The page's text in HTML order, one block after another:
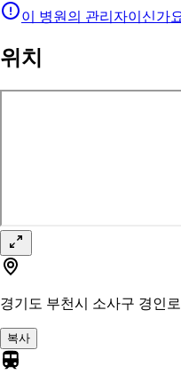
이 병원의 관리자이신가
위치
경기도 부천시 소사구 경인
복사